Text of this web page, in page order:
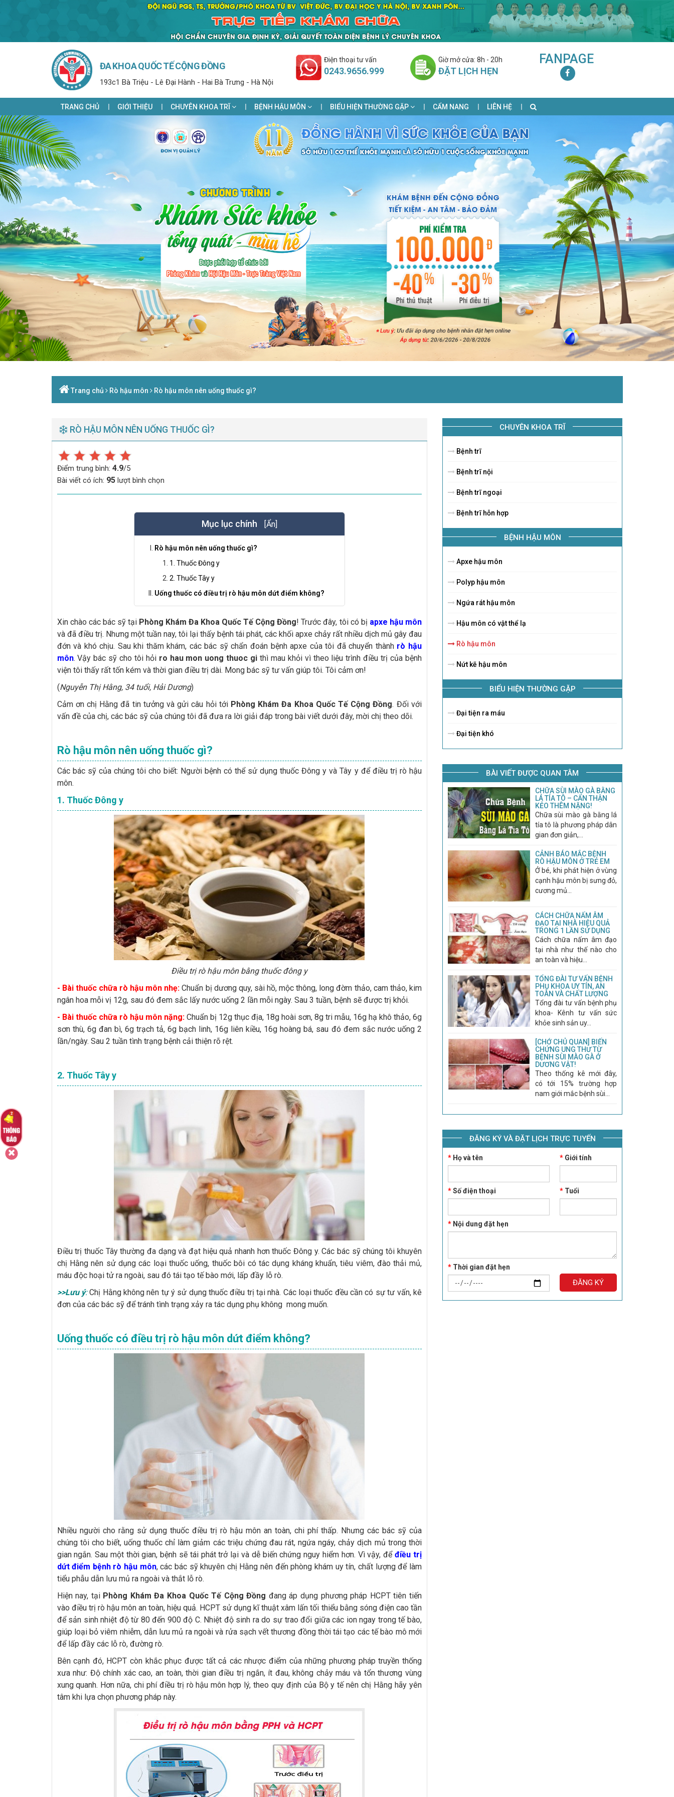
ĐA KHOA QUỐC TẾ CỘNG ĐỒNG
193c1 Bà Triệu - Lê Đại Hành - Hai Bà Trưng - Hà Nội
Điện thoại tư vấn
0243.9656.999
Giờ mở cửa: 8h - 20h
ĐẶT LỊCH HẸN
FANPAGE
TRANG CHỦ GIỚI THIỆU CHUYÊN KHOA TRĨ BỆNH HẬU MÔN BIỂU HIỆN THƯỜNG GẶP CẨM NANG LIÊN HỆ
Trang chủ Rò hậu môn Rò hậu môn nên uống thuốc gì?
RÒ HẬU MÔN NÊN UỐNG THUỐC GÌ?
Điểm trung bình: 4.9/5
Bài viết có ích: 95lượt bình chọn
Mục lục chính [Ẩn]
Rò hậu môn nên uống thuốc gì?
1. Thuốc Đông y
2. Thuốc Tây y
Uống thuốc có điều trị rò hậu môn dứt điểm không?
Xin chào các bác sỹ tạiPhòng Khám Đa Khoa Quốc Tế Cộng Đồng! Trước đây, tôi có bị apxe hậu môn
và đã điều trị. Nhưng một tuần nay, tôi lại thấy bệnh tái phát, các khối apxe chảy rất nhiều dịch mủ gây đau
đớn và khó chịu. Sau khi thăm khám, các bác sỹ chẩn đoán bệnh apxe của tôi đã chuyển thànhrò hậu
môn. Vậy bác sỹ cho tôi hỏi ro hau mon uong thuoc gi thì mau khỏi vì theo liệu trình điều trị của bệnh
viện tôi thấy rất tốn kém và thời gian điều trị dài. Mong bác sỹ tư vấn giúp tôi. Tôi cảm ơn!
(Nguyễn Thị Hằng, 34 tuổi, Hải Dương)
Cảm ơn chị Hằng đã tin tưởng và gửi câu hỏi tới Phòng Khám Đa Khoa Quốc Tế Cộng Đồng. Đối với
vấn đề của chị, các bác sỹ của chúng tôi đã đưa ra lời giải đáp trong bài viết dưới đây, mời chị theo dõi.
Rò hậu môn nên uống thuốc gì?
Các bác sỹ của chúng tôi cho biết: Người bệnh có thể sử dụng thuốc Đông y và Tây y để điều trị rò hậu
môn.
1. Thuốc Đông y
Điều trị rò hậu môn bằng thuốc đông y
- Bài thuốc chữa rò hậu môn nhẹ: Chuẩn bị dương quy, sài hồ, mộc thông, long đờm thảo, cam thảo, kim
ngân hoa mỗi vị 12g, sau đó đem sắc lấy nước uống 2 lần mỗi ngày. Sau 3 tuần, bệnh sẽ được trị khỏi.
- Bài thuốc chữa rò hậu môn nặng: Chuẩn bị 12g thục địa, 18g hoài sơn, 8g tri mẫu, 16g hạ khô thảo, 6g
sơn thù, 6g đan bì, 6g trạch tả, 6g bạch linh, 16g liên kiều, 16g hoàng bá, sau đó đem sắc nước uống 2
lần/ngày. Sau 2 tuần tình trạng bệnh cải thiện rõ rệt.
2. Thuốc Tây y
Điều trị thuốc Tây thường đa dạng và đạt hiệu quả nhanh hơn thuốc Đông y. Các bác sỹ chúng tôi khuyên
chị Hằng nên sử dụng các loại thuốc uống, thuốc bôi có tác dụng kháng khuẩn, tiêu viêm, đào thải mủ,
máu độc hoại tử ra ngoài, sau đó tái tạo tế bào mới, lấp đầy lỗ rò.
>>Lưu ý:Chị Hằng không nên tự ý sử dụng thuốc điều trị tại nhà. Các loại thuốc đều cần có sự tư vấn, kê
đơn của các bác sỹ để tránh tình trạng xảy ra tác dụng phụ không mong muốn.
Uống thuốc có điều trị rò hậu môn dứt điểm không?
Nhiều người cho rằng sử dụng thuốc điều trị rò hậu môn an toàn, chi phí thấp. Nhưng các bác sỹ của
chúng tôi cho biết, uống thuốc chỉ làm giảm các triệu chứng đau rát, ngứa ngáy, chảy dịch mủ trong thời
gian ngắn. Sau một thời gian, bệnh sẽ tái phát trở lại và dễ biến chứng nguy hiểm hơn. Vì vậy, đểđiều trị
dứt điểm bệnh rò hậu môn, các bác sỹ khuyên chị Hằng nên đến phòng khám uy tín, chất lượng để làm
tiểu phẫu dẫn lưu mủ ra ngoài và thắt lỗ rò.
Hiện nay, tại Phòng Khám Đa Khoa Quốc Tế Cộng Đồng đang áp dụng phương pháp HCPT tiên tiến
vào điều trị rò hậu môn an toàn, hiệu quả. HCPT sử dụng kĩ thuật xâm lấn tối thiểu bằng sóng điện cao tần
để sản sinh nhiệt độ từ 80 đến 900 độ C. Nhiệt độ sinh ra do sự trao đổi giữa các ion ngay trong tế bào,
giúp loại bỏ viêm nhiễm, dẫn lưu mủ ra ngoài và rửa sạch vết thương đồng thời tái tạo các tế bào mô mới
để lấp đầy các lỗ rò, đường rò.
Bên cạnh đó, HCPT còn khắc phục được tất cả các nhược điểm của những phương pháp truyền thống
xưa như: Độ chính xác cao, an toàn, thời gian điều trị ngắn, ít đau, không chảy máu và tổn thương vùng
xung quanh. Hơn nữa, chi phí điều trị rò hậu môn hợp lý, theo quy định của Bộ y tế nên chị Hằng hãy yên
tâm khi lựa chọn phương pháp này.
CHUYÊN KHOA TRĨ
Bệnh trĩ
Bệnh trĩ nội
Bệnh trĩ ngoại
Bệnh trĩ hỗn hợp
BỆNH HẬU MÔN
Apxe hậu môn
Polyp hậu môn
Ngứa rát hậu môn
Hậu môn có vật thể lạ
Rò hậu môn
Nứt kẽ hậu môn
BIỂU HIỆN THƯỜNG GẶP
Đại tiện ra máu
Đại tiện khó
BÀI VIẾT ĐƯỢC QUAN TÂM
CHỮA SÙI MÀO GÀ BẰNG
LÁ TÍA TÔ – CẨN THẬN
KẺO THÊM NẶNG!
Chữa sùi mào gà bằng lá
tía tô là phương pháp dân
gian đơn giản,...
CẢNH BÁO MẮC BỆNH
RÒ HẬU MÔN Ở TRẺ EM
Ở bé, khi phát hiện ở vùng
cạnh hậu môn bị sưng đỏ,
cương mủ...
CÁCH CHỮA NẤM ÂM
ĐẠO TẠI NHÀ HIỆU QUẢ
TRONG 1 LẦN SỬ DỤNG
Cách chữa nấm âm đạo
tại nhà như thế nào cho
an toàn và hiệu...
TỔNG ĐÀI TƯ VẤN BỆNH
PHỤ KHOA UY TÍN, AN
TOÀN VÀ CHẤT LƯỢNG
Tổng đài tư vấn bệnh phụ
khoa- Kênh tư vấn sức
khỏe sinh sản uy...
[CHỚ CHỦ QUAN] BIẾN
CHỨNG UNG THƯ TỪ
BỆNH SÙI MÀO GÀ Ở
DƯƠNG VẬT!
Theo thống kê mới đây,
có tới 15% trường hợp
nam giới mắc bệnh sùi...
ĐĂNG KÝ VÀ ĐẶT LỊCH TRỰC TUYẾN
*Họ và tên *Giới tính
*Số điện thoại *Tuổi
*Nội dung đặt hẹn
*Thời gian đặt hẹn
ĐĂNG KÝ